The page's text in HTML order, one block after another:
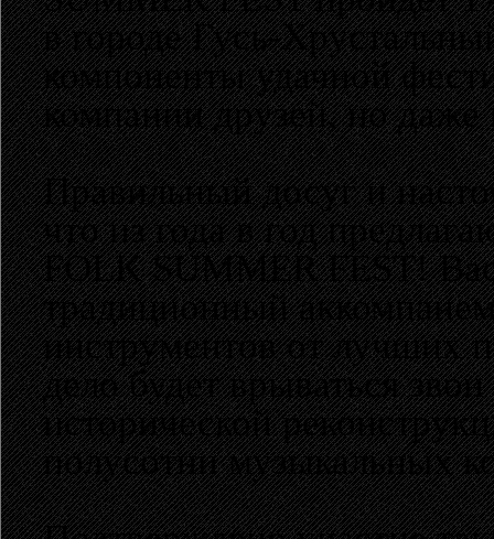
в городе Гусь-
компоненты удачной
компании друзей, но даже
Правильный досуг и
что из года в год
FOLK SUMMER FEST!
традиционный
инструментов от лучших
дело будет врываться
исторической
полусотни музыкальных